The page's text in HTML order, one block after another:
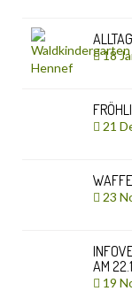
18
21
23
AM
19